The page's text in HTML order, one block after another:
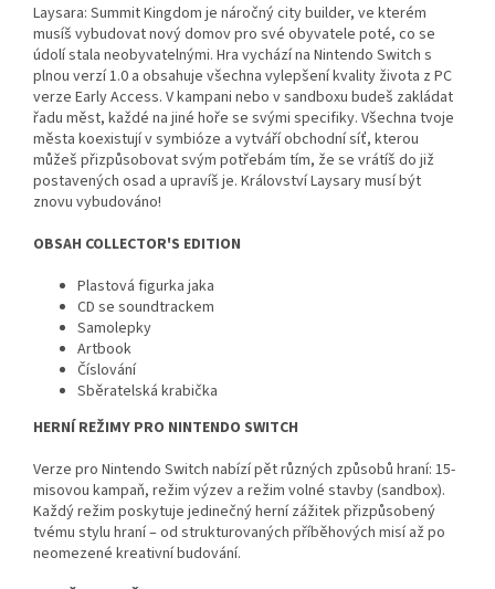
Laysara: Summit Kingdom je náročný city builder, ve kterém
musíš vybudovat nový domov pro své obyvatele poté, co se
údolí stala neobyvatelnými. Hra vychází na Nintendo Switch s
plnou verzí 1.0 a obsahuje všechna vylepšení kvality života z PC
verze Early Access. V kampani nebo v sandboxu budeš zakládat
řadu měst, každé na jiné hoře se svými specifiky. Všechna tvoje
města koexistují v symbióze a vytváří obchodní síť, kterou
můžeš přizpůsobovat svým potřebám tím, že se vrátíš do již
postavených osad a upravíš je. Království Laysary musí být
znovu vybudováno!
OBSAH COLLECTOR'S EDITION
Plastová figurka jaka
CD se soundtrackem
Samolepky
Artbook
Číslování
Sběratelská krabička
HERNÍ REŽIMY PRO NINTENDO SWITCH
Verze pro Nintendo Switch nabízí pět různých způsobů hraní: 15-
misovou kampaň, režim výzev a režim volné stavby (sandbox).
Každý režim poskytuje jedinečný herní zážitek přizpůsobený
tvému stylu hraní – od strukturovaných příběhových misí až po
neomezené kreativní budování.